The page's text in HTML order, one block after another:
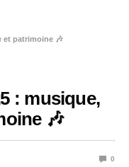
et patrimoine 🎶
: musique,
🎶
0